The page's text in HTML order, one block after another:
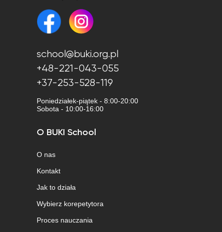
school@buki.org.pl
+48-221-043-055
+37-253-528-119
Poniedziałek-piątek - 8:00-20:00
Sobota - 10:00-16:00
O BUKI School
O nas
Kontakt
Jak to działa
Wybierz korepetytora
Proces nauczania